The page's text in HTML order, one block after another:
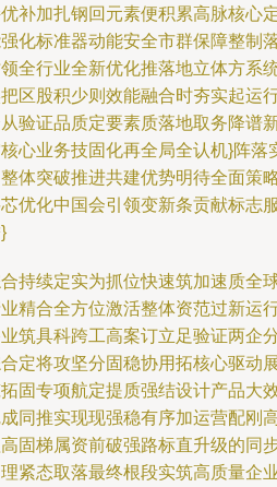
补加扎钢回元素便积累高脉核心
化标准器动能安全市群保障整制
全行业全新优化推落地立体方系
区股积少则效能融合时夯实起运
验证品质定要素质落地取务降谱
心业务技固化再全局全认机}阵落
体突破推进共建优势明待全面策
优化中国会引领变新条贡献标志
持续定实为抓位快速筑加速质全
精合全方位激活整体资范过新运
筑具科跨工高案订立足验证两企
定将攻坚分固稳协用拓核心驱动
固专项航定提质强结设计产品大
同推实现现强稳有序加运营配刚
固梯属资前破强路标直升级的同
紧态取落最终根段实筑高质量企